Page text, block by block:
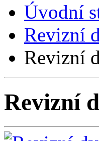
Úvodní
Revizní
Revizní
Revizní